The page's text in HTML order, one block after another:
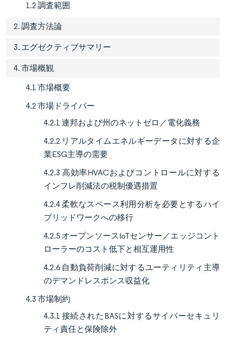
1.2 調査範囲
2. 調査方法論
3. エグゼクティブサマリー
4. 市場概観
4.1 市場概要
4.2 市場ドライバー
4.2.1 連邦および州のネットゼロ／電化義務
4.2.2 リアルタイムエネルギーデータに対する企
業ESG主導の需要
4.2.3 高効率HVACおよびコントロールに対する
インフレ削減法の税制優遇措置
4.2.4 柔軟なスペース利用分析を必要とするハイ
ブリッドワークへの移行
4.2.5 オープンソースIoTセンサー／エッジコント
ローラーのコスト低下と相互運用性
4.2.6 自動負荷削減に対するユーティリティ主導
のデマンドレスポンス収益化
4.3 市場制約
4.3.1 接続されたBASに対するサイバーセキュリ
ティ責任と保険除外